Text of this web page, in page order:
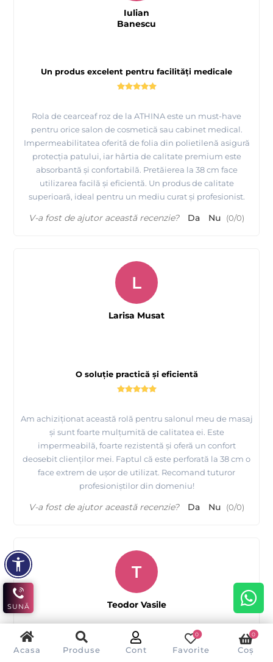
Acasa Produse Cont Favorite
0
Coș
0
Un produs excelent pentru facilități medicale
Rola de cearceaf roz de la ATHINA este un must-have
pentru orice salon de cosmetică sau cabinet medical.
Impermeabilitatea oferită de folia din polietilenă asigură
protecția patului, iar hârtia de calitate premium este
absorbantă și confortabilă. Pretăierea la 38 cm face
utilizarea facilă și eficientă. Un produs de calitate
superioară, ideal pentru un mediu curat și profesionist.
Iulian
Banescu
V-a fost de ajutor această recenzie? Da Nu (0/0)
O soluție practică și eficientă
Am achiziționat această rolă pentru salonul meu de masaj
și sunt foarte mulțumită de calitatea ei. Este
impermeabilă, foarte rezistentă și oferă un confort
deosebit clienților mei. Faptul că este perforată la 38 cm o
face extrem de ușor de utilizat. Recomand tuturor
profesioniștilor din domeniu!
L
Larisa Musat
V-a fost de ajutor această recenzie? Da Nu (0/0)
T
Teodor Vasile
SUNĂ